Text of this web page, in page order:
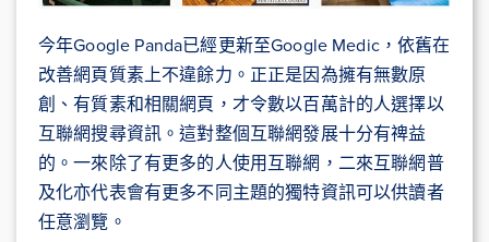
今年Google Panda已經更新至Google Medic，依舊在
改善網頁質素上不違餘力。正正是因為擁有無數原
創、有質素和相關網頁，才令數以百萬計的人選擇以
互聯網搜尋資訊。這對整個互聯網發展十分有禆益
的。一來除了有更多的人使用互聯網，二來互聯網普
及化亦代表會有更多不同主題的獨特資訊可以供讀者
任意瀏覽。